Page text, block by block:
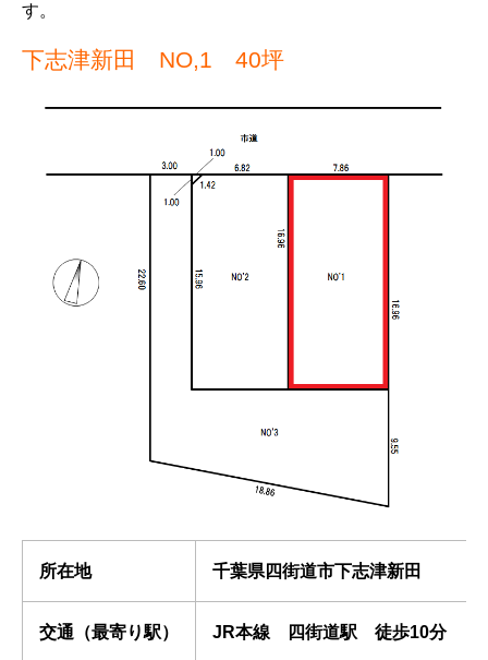
す。
下志津新田 NO,1 40坪
所在地 千葉県四街道市下志津新田
交通（最寄り駅） JR本線 四街道駅 徒歩10分